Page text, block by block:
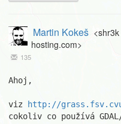
Martin Kokeš
hosting.com>
135
Ahoj,
viz
http://
cokoliv co používá GDAL/